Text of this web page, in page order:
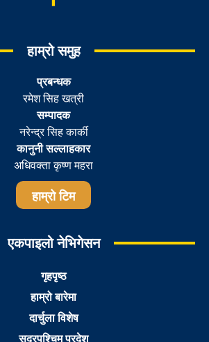
हाम्रो समुह
प्रबन्धक
रमेश सिह खत्री
सम्पादक
नरेन्द्र सिह कार्की
कानुनी सल्लाहकार
अधिवक्ता कृष्ण महरा
हाम्रो टिम
एकपाइलो नेभिगेसन
गृहपृष्ठ
हाम्रो बारेमा
दार्चुला विशेष
सुदूरपश्चिम प्रदेश